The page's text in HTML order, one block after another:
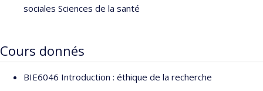
sociales Sciences de la santé
Cours donnés
BIE6046 Introduction : éthique de la recherche